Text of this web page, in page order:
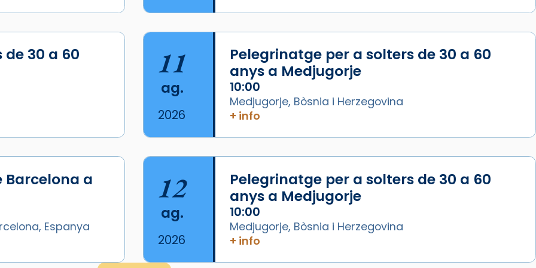
30 a 60
11
ag.
2026
Pelegrinatge per a solters de 30 a 60
anys a Medjugorje
10:00
Medjugorje, Bòsnia i Herzegovina
+ info
Barcelona a
Espanya
12
ag.
2026
Pelegrinatge per a solters de 30 a 60
anys a Medjugorje
10:00
Medjugorje, Bòsnia i Herzegovina
+ info